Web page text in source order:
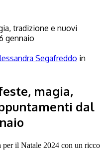
Segafreddo in
magia,
dal
per il Natale 2024 con un ricco